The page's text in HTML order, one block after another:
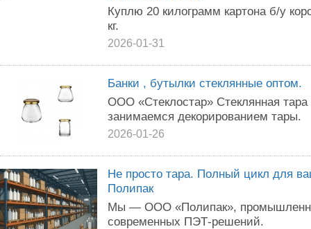
Куплю 20 килограмм картона б/у
кг.
2026-01-31
Банки , бутылки стеклянные оптом.
ООО «Стеклостар» Стеклянная тара
занимаемся декорированием тары.
2026-01-26
Не просто тара. Полный цикл для
Полипак
Мы — ООО «Полипак»,
современных ПЭТ-решений.